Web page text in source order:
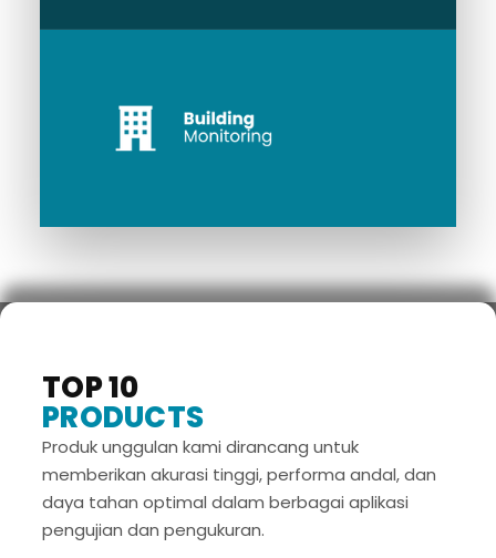
TOP 10
PRODUCTS
Produk unggulan kami dirancang untuk
memberikan akurasi tinggi, performa andal, dan
daya tahan optimal dalam berbagai aplikasi
pengujian dan pengukuran.